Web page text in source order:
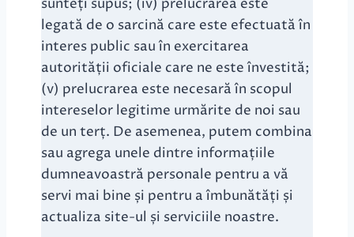
sunteți supus; (iv) prelucrarea este
legată de o sarcină care este efectuată în
interes public sau în exercitarea
autorității oficiale care ne este învestită;
(v) prelucrarea este necesară în scopul
intereselor legitime urmărite de noi sau
de un terț. De asemenea, putem combina
sau agrega unele dintre informațiile
dumneavoastră personale pentru a vă
servi mai bine și pentru a îmbunătăți și
actualiza site-ul și serviciile noastre.